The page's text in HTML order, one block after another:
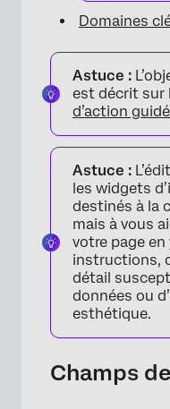
Domaines
Astuce :
est décrit sur
d’action guidé
Astuce :
les widgets
destinés à la
mais à vous
votre page
instructions,
détail
données ou
esthétique.
Champs